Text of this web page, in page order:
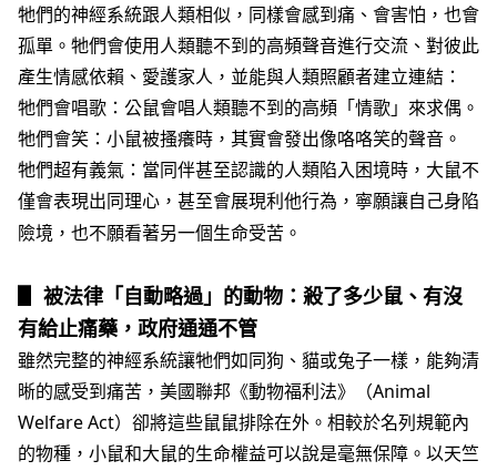
牠們的神經系統跟人類相似，同樣會感到痛、會害怕，也會
孤單。牠們會使用人類聽不到的高頻聲音進行交流、對彼此
產生情感依賴、愛護家人，並能與人類照顧者建立連結：
牠們會唱歌：公鼠會唱人類聽不到的高頻「情歌」來求偶。
牠們會笑：小鼠被搔癢時，其實會發出像咯咯笑的聲音。
牠們超有義氣：當同伴甚至認識的人類陷入困境時，大鼠不
僅會表現出同理心，甚至會展現利他行為，寧願讓自己身陷
險境，也不願看著另一個生命受苦。
被法律「自動略過」的動物：殺了多少鼠、有沒
有給止痛藥，政府通通不管
雖然完整的神經系統讓牠們如同狗、貓或兔子一樣，能夠清
晰的感受到痛苦，美國聯邦《動物福利法》（Animal
Welfare Act）卻將這些鼠鼠排除在外。相較於名列規範內
的物種，小鼠和大鼠的生命權益可以說是毫無保障。以天竺